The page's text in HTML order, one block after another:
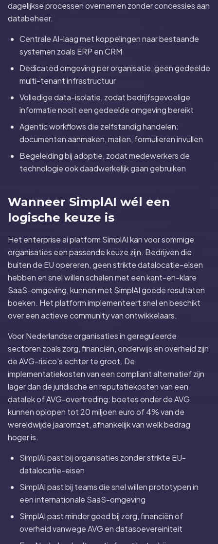
dagelijkse processen overnemen zonder concessies aan
databeheer.
Centrale AI-laag met koppelingen naar bestaande
systemen zoals ERP en CRM
Dedicated omgeving per organisatie, geen gedeelde
multi-tenant infrastructuur
Volledige data-isolatie, zodat bedrijfsgevoelige
informatie nooit een gedeelde omgeving bereikt
Agentic workflows die zelfstandig handelen:
documenten aanmaken, mailen, formulieren invullen
Begeleiding bij adoptie, zodat medewerkers de
technologie ook daadwerkelijk gaan gebruiken
Wanneer SimplAI wél een
logische keuze is
Het enterprise ai platform SimplAI kan voor sommige
organisaties een passende keuze zijn. Bedrijven die
buiten de EU opereren, geen strikte datalocatie-eisen
hebben en snel willen schalen met een kant-en-klare
SaaS-omgeving, kunnen met SimplAI goede resultaten
boeken. Het platform implementeert snel en beschikt
over een actieve community van ontwikkelaars.
Voor Nederlandse organisaties in gereguleerde
sectoren zoals zorg, financiën, onderwijs en overheid zijn
de AVG-risico's echter te groot. De
implementatiekosten van een compliant alternatief zijn
lager dan de juridische en reputatiekosten van een
datalek of AVG-overtreding: boetes onder de AVG
kunnen oplopen tot 20 miljoen euro of 4% van de
wereldwijde jaaromzet, afhankelijk van welk bedrag
hoger is.
SimplAI past bij organisaties zonder strikte EU-
datalocatie-eisen
SimplAI past bij teams die snel willen prototypen in
een internationale SaaS-omgeving
SimplAI past minder goed bij zorg, financiën of
overheid vanwege AVG en datasoevereiniteit